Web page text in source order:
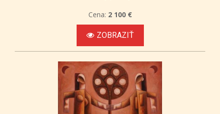
Cena: 2 100 €
ZOBRAZIŤ